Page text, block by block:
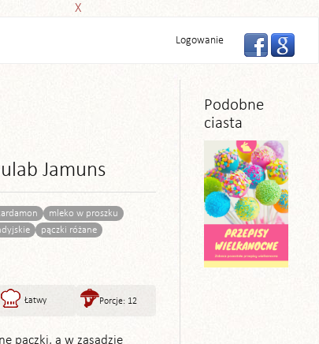
X
Logowanie
Jamuns
mleko w proszku
pączki różane
Łatwy Porcje: 12
pączki, a w zasadzie
Podobne
ciasta